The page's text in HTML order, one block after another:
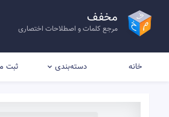
مخفف
مرجع کلمات و اصطلاحات اختصاری
خانه دسته‌بندی ثبت